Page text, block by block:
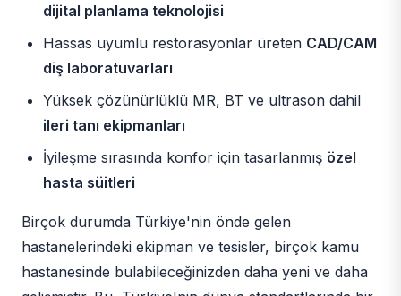
dijital planlama teknolojisi
Hassas uyumlu restorasyonlar üreten CAD/CAM
diş laboratuvarları
Yüksek çözünürlüklü MR, BT ve ultrason dahil
ileri tanı ekipmanları
İyileşme sırasında konfor için tasarlanmış özel
hasta süitleri
Birçok durumda Türkiye'nin önde gelen
hastanelerindeki ekipman ve tesisler, birçok kamu
hastanesinde bulabileceğinizden daha yeni ve daha